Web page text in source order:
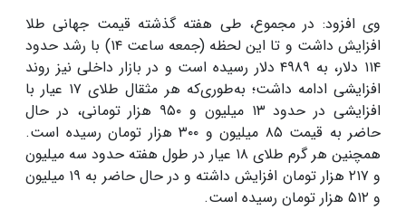
وی افزود: در مجموع، طی هفته گذشته قیمت جهانی طلا
افزایش داشت و تا این لحظه (جمعه ساعت ۱۴) با رشد حدود
۱۱۴ دلار، به ۴۹۸۹ دلار رسیده است و در بازار داخلی نیز روند
افزایشی ادامه داشت؛ به‌طوری‌که هر مثقال طلای ۱۷ عیار با
افزایشی در حدود ۱۳ میلیون و ۹۵۰ هزار تومانی، در حال
حاضر به قیمت ۸۵ میلیون و ۳۰۰ هزار تومان رسیده است.
همچنین هر گرم طلای ۱۸ عیار در طول هفته حدود سه میلیون
و ۲۱۷ هزار تومان افزایش داشته و در حال حاضر به ۱۹ میلیون
و ۵۱۲ هزار تومان رسیده است.